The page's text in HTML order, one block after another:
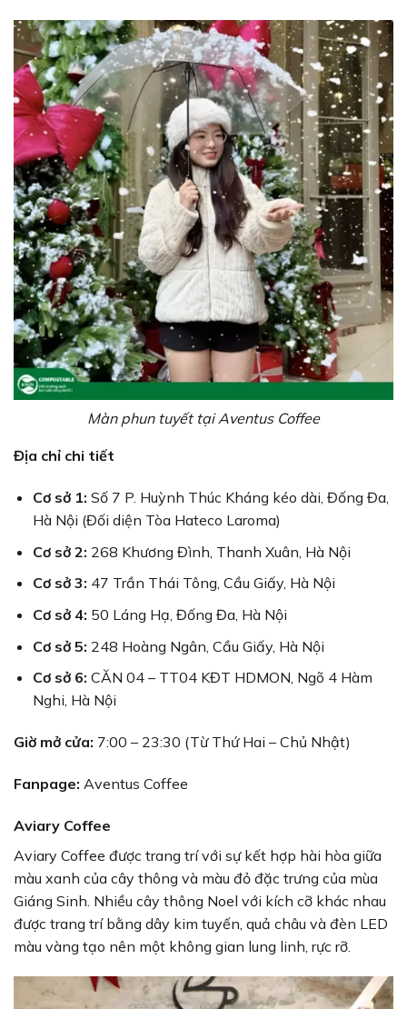
Màn phun tuyết tại Aventus Coffee
Địa chỉ chi tiết
Cơ sở 1: Số 7 P. Huỳnh Thúc Kháng kéo dài, Đống Đa,
Hà Nội (Đối diện Tòa Hateco Laroma)
Cơ sở 2: 268 Khương Đình, Thanh Xuân, Hà Nội
Cơ sở 3: 47 Trần Thái Tông, Cầu Giấy, Hà Nội
Cơ sở 4: 50 Láng Hạ, Đống Đa, Hà Nội
Cơ sở 5: 248 Hoàng Ngân, Cầu Giấy, Hà Nội
Cơ sở 6: CĂN 04 – TT04 KĐT HDMON, Ngõ 4 Hàm
Nghi, Hà Nội
Giờ mở cửa: 7:00 – 23:30 (Từ Thứ Hai – Chủ Nhật)
Fanpage: Aventus Coffee
Aviary Coffee
Aviary Coffee được trang trí với sự kết hợp hài hòa giữa
màu xanh của cây thông và màu đỏ đặc trưng của mùa
Giáng Sinh. Nhiều cây thông Noel với kích cỡ khác nhau
được trang trí bằng dây kim tuyến, quả châu và đèn LED
màu vàng tạo nên một không gian lung linh, rực rỡ.